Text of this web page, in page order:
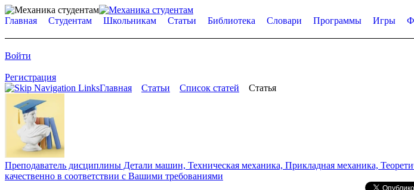
Главная Студентам Школьникам Статьи Библиотека Словари Программы Игры
Войти
Регистрация
Главная
Статьи Список статей Статья
Преподаватель дисциплины Детали машин, Техническая механика, Прикладная механика,
качественно в соответствии с Вашими требованиями